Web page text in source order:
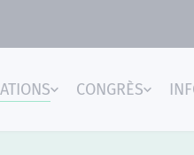
CONGRÈS